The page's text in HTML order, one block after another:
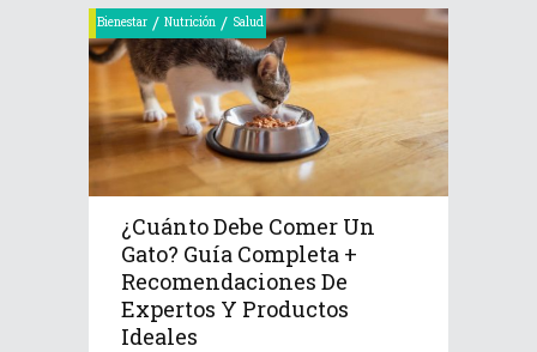
Bienestar / Nutrición / Salud
¿Cuánto Debe Comer Un
Gato? Guía Completa +
Recomendaciones De
Expertos Y Productos
Ideales